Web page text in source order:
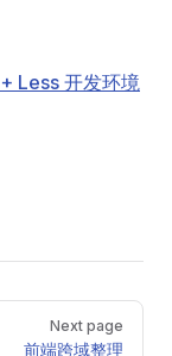
Less 开发环境
Next page
前端跨域整理